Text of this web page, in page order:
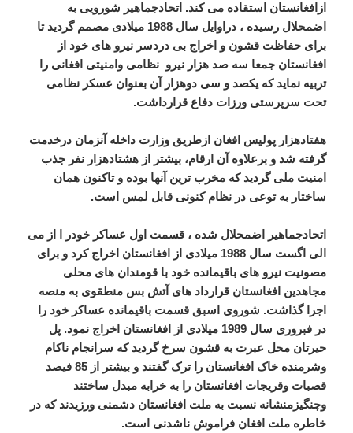
ازافغانستان استقاده می کند. اتحادجماهیر شورویی به
اضمحلال رسیده ، دراوایل سال 1988 میلادی مصمم گردید تا
برای حفاظت قشون و اخراج بی دردسر نیرو های خود از
افغانستان جمعا سه صد هزار نیرو نظامی وامنیتی افغانی را
تربیه نماید که یکصد و سی دوهزار آن بعنوان عسکر نظامی
تحت سرپرستی ورزات دفاع قرارداشت.
هفتادهزار پولیس افغان ازطریق وزارت داخله آنزمان درخدمت
گرفته شد و برعلاوه آن ارقام، بیشتر از هشتادهزار نفر جذب
امنیت ملی گردید که مخرب ترین آنها بوده و تاکنون همان
ساختار به توعی در نظام کنونی قابل لمس است.
اتحادجماهیر اضمحلال شده ، قسمت اول عساکر خودر ا از می
الی اگست سال 1988 میلادی از افغانستان اخراج کرد و برای
مصونیت نیرو های باقیمانده خود با قومندان های محلی
مجاهدین افغانستان قرارداد های آتش بس منطقوی به منصه
اجرا گذاشت. شوروی اسبق قسمت باقیمانده عساکر خود را
در فبروری سال 1989 میلادی از افغانستان اخراج نمود. پل
حیرتان محل عبرت به قشون سرخ گردید که سرانجام ناکام
وشرمنده خاک افغانستان را ترک گفتند و بیشتر از 85 فیصد
قصبات وقریجات افغانستان را به خرابه مبدل ساختند
وچنگیزمنشانه نسبت به ملت افغانستان دشمنی ورزیدند که در
خاطره ملت افغان فراموش ناشدنی است.